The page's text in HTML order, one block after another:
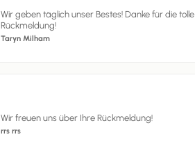
Wir geben täglich unser Bestes! Danke für die tolle
Rückmeldung!
Taryn Milham
Wir freuen uns über Ihre Rückmeldung!
rrs rrs